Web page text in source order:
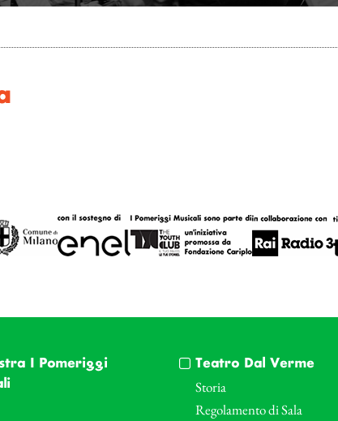
I Pomeriggi
Teatro Dal Verme
Storia
Regolamento di Sala